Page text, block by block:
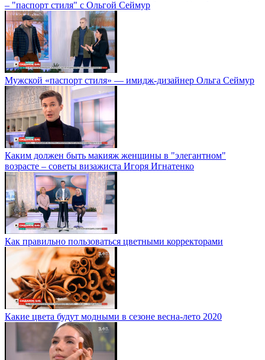
– "паспорт стиля" с Ольгой Сеймур
Мужской «паспорт стиля» — имидж-дизайнер Ольга Сеймур
Каким должен быть макияж женщины в "элегантном"
возрасте – советы визажиста Игоря Игнатенко
Как правильно пользоваться цветными корректорами
Какие цвета будут модными в сезоне весна-лето 2020